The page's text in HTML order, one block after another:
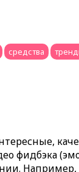
средства